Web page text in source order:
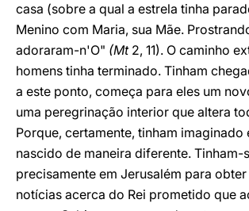
casa (sobre a qual a estrela tinha
Menino com Maria, sua Mãe.
adoraram-n'O" (Mt2, 11). O caminho
homens tinha terminado. Tinham
a este ponto, começa para eles um
uma peregrinação interior que altera
Porque, certamente, tinham imaginado
nascido de maneira diferente. Tinham-
precisamente em Jerusalém para
notícias acerca do Rei prometido que